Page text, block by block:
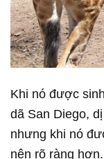
Khi nó được
dã San Diego,
nhưng khi nó
nên rõ ràng hơn.